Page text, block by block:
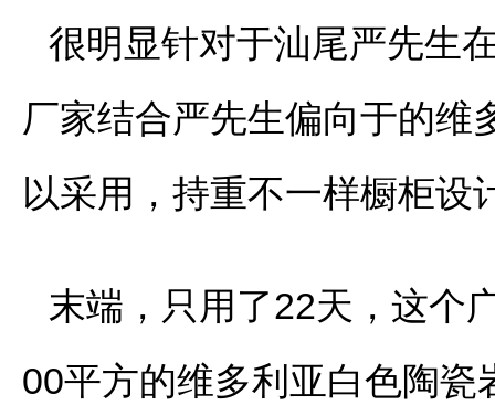
很明显针对于汕尾严先生
厂家结合严先生偏向于的维
以采用，持重不一样橱柜设
末端，只用了22天，这个
00平方的维多利亚白色陶